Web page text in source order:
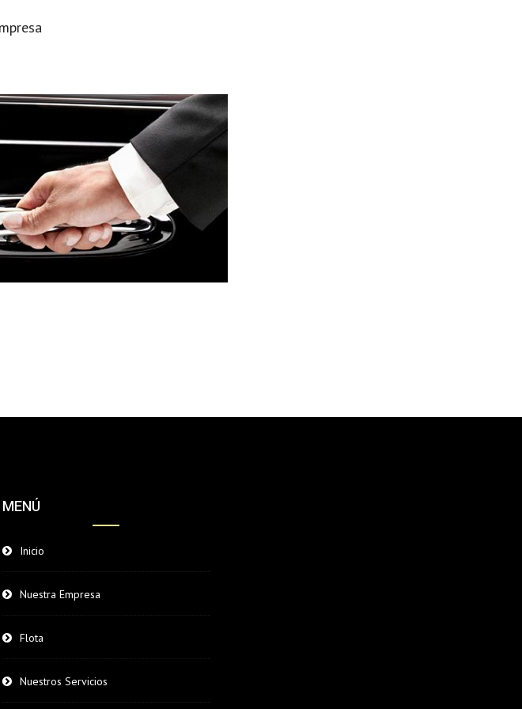
MENÚ
Inicio
Nuestra Empresa
Flota
Nuestros Servicios